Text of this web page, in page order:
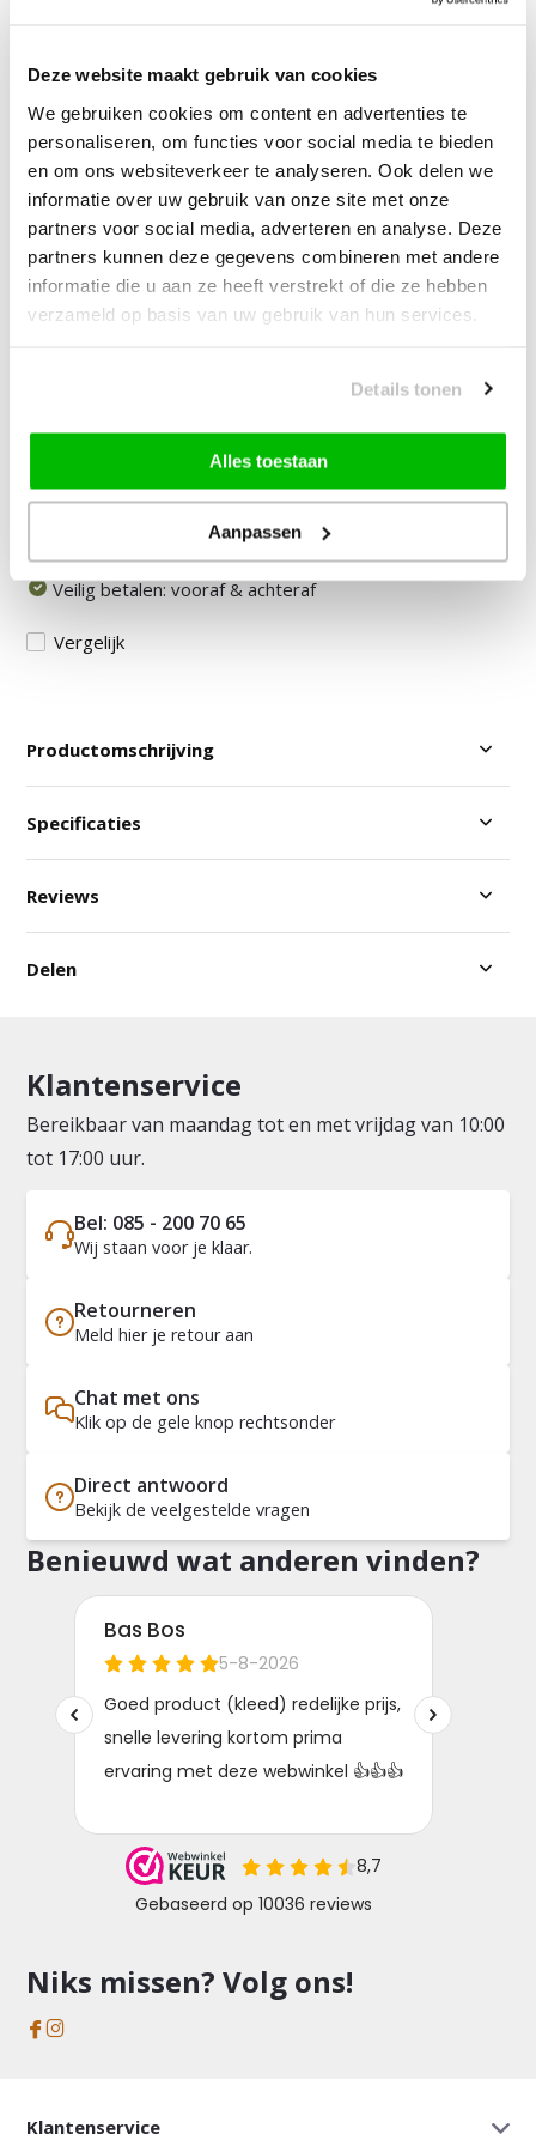
Deze website maakt gebruik van cookies
We gebruiken cookies om content en advertenties te
personaliseren, om functies voor social media te bieden
en om ons websiteverkeer te analyseren. Ook delen we
informatie over uw gebruik van onze site met onze
partners voor social media, adverteren en analyse. Deze
partners kunnen deze gegevens combineren met andere
informatie die u aan ze heeft verstrekt of die ze hebben
verzameld op basis van uw gebruik van hun services.
Details tonen
Alles toestaan
Aanpassen
vanaf —10% korting
59,90
Vink producten om toe te voegen
Stuur mail of bel 085-2007065
Door klanten beoordeeld met een 8,9!
Veilig betalen: vooraf & achteraf
Vergelijk
Productomschrijving
Specificaties
Reviews
Delen
Klantenservice
Bereikbaar van maandag tot en met vrijdag van 10:00
tot 17:00 uur.
Bel: 085 - 200 70 65
Wij staan voor je klaar.
Retourneren
Meld hier je retour aan
Chat met ons
Klik op de gele knop rechtsonder
Direct antwoord
Bekijk de veelgestelde vragen
Benieuwd wat anderen vinden?
Niks missen? Volg ons!
Klantenservice